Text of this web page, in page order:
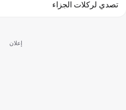
تصدي لركلات الجزاء
إعلان